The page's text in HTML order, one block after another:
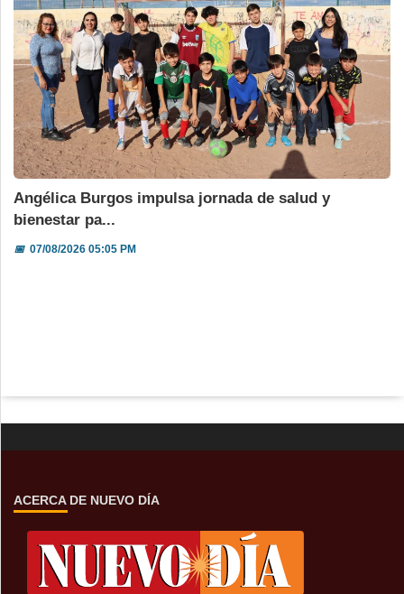
Angélica Burgos impulsa jornada de salud y
bienestar pa...
📅07/08/2026 05:05 PM
ACERCA DE NUEVO DÍA